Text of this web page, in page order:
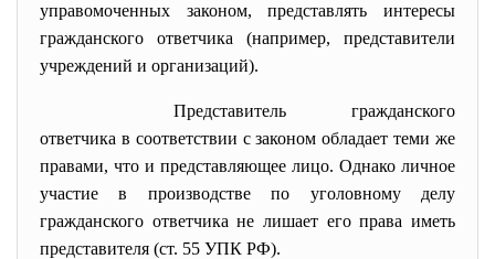
управомоченных законом, представлять интересы
гражданского ответчика (например, представители
учреждений и организаций).
Представитель гражданского
ответчика в соответствии с законом обладает теми же
правами, что и представляющее лицо. Однако личное
участие в производстве по уголовному делу
гражданского ответчика не лишает его права иметь
представителя (ст. 55 УПК РФ).